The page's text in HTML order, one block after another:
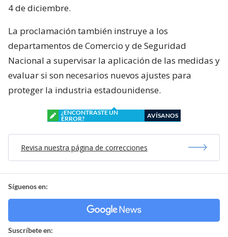
4 de diciembre.
La proclamación también instruye a los
departamentos de Comercio y de Seguridad
Nacional a supervisar la aplicación de las medidas y
evaluar si son necesarios nuevos ajustes para
proteger la industria estadounidense.
¿ENCONTRASTE UN
ERROR?
AVÍSANOS
Revisa nuestra página de correcciones
Síguenos en:
Suscríbete en: